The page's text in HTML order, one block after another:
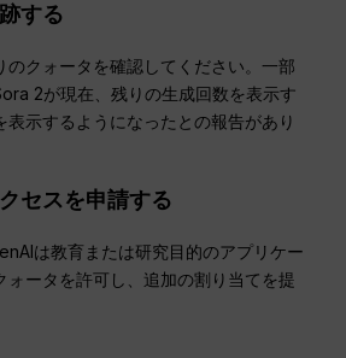
する
のクォータを確認してください。一部
2が現在、残りの生成回数を表示す
表示するようになったとの報告があり
セスを申請する
は教育または研究目的のアプリケー
ォータを許可し、追加の割り当てを提